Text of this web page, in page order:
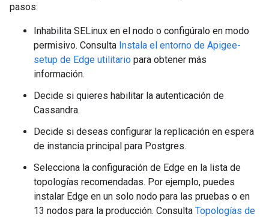
pasos:
Inhabilita SELinux en el nodo o configúralo en modo
permisivo. Consulta Instala el entorno de Apigee-
setup de Edge utilitario para obtener más
información.
Decide si quieres habilitar la autenticación de
Cassandra.
Decide si deseas configurar la replicación en espera
de instancia principal para Postgres.
Selecciona la configuración de Edge en la lista de
topologías recomendadas. Por ejemplo, puedes
instalar Edge en un solo nodo para las pruebas o en
13 nodos para la producción. Consulta Topologías de